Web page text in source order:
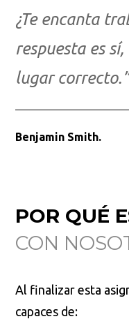
¿Te encanta
respuesta es
lugar correcto.”
Benjamin Smith.
POR QUÉ
CON
Al finalizar esta
capaces de: